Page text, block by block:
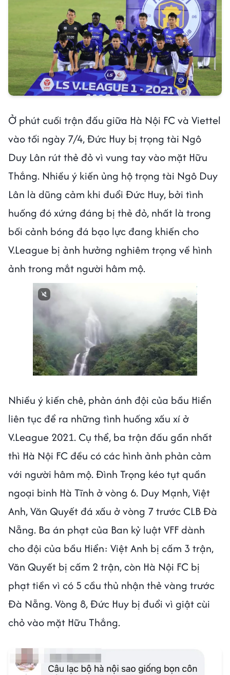
Ở phút cuối trận đấu giữa Hà Nội FC và Viettel
vào tối ngày 7/4, Đức Huy bị trọng tài Ngô
Duy Lân rút thẻ đỏ vì vung tay vào mặt Hữu
Thắng. Nhiều ý kiến ủng hộ trọng tài Ngô Duy
Lân là dũng cảm khi đuổi Đức Huy, bởi tình
huống đó xứng đáng bị thẻ đỏ, nhất là trong
bối cảnh bóng đá bạo lực đang khiến cho
V.League bị ảnh hưởng nghiêm trọng về hình
ảnh trong mắt người hâm mộ.
Nhiều ý kiến chê, phản ánh đội của bầu Hiển
liên tục để ra những tình huống xấu xí ở
V.League 2021. Cụ thể, ba trận đấu gần nhất
thì Hà Nội FC đều có các hình ảnh phản cảm
với người hâm mộ. Đình Trọng kéo tụt quần
ngoại binh Hà Tĩnh ở vòng 6. Duy Mạnh, Việt
Anh, Văn Quyết đá xấu ở vòng 7 trước CLB Đà
Nẵng. Ba án phạt của Ban kỷ luật VFF dành
cho đội của bầu Hiển: Việt Anh bị cấm 3 trận,
Văn Quyết bị cấm 2 trận, còn Hà Nội FC bị
phạt tiền vì có 5 cầu thủ nhận thẻ vàng trước
Đà Nẵng. Vòng 8, Đức Huy bị đuổi vì giật cùi
chỏ vào mặt Hữu Thắng.